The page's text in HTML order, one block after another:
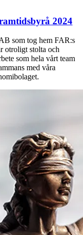
2024
som tog hem FAR:s
otroligt stolta och
som hela vårt team
med våra